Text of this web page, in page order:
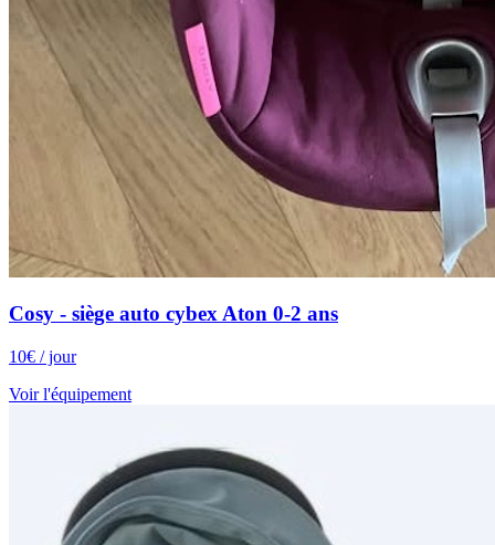
Cosy - siège auto cybex Aton 0-2 ans
10€ / jour
Voir l'équipement